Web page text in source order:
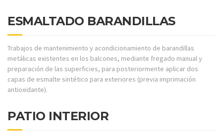
ESMALTADO BARANDILLAS
Trabajos de mantenimiento y acondicionamiento de barandillas
metálicas existentes en los balcones, mediante fregado manual y
preparación de las superficies, para posteriormente aplicar dos
capas de esmalte sintético para exteriores (previa imprimación
antioxidante).
PATIO INTERIOR